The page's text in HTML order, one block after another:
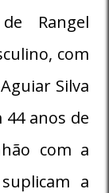
Rangel
com
Silva
anos de
com a
a